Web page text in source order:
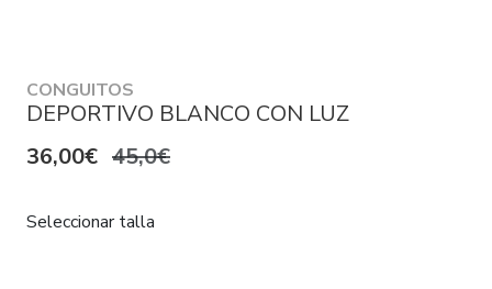
CONGUITOS
DEPORTIVO BLANCO CON LUZ
36,00€ 45,0€
Seleccionar talla